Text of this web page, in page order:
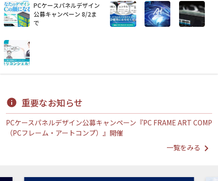
水中ドローンを使った業
務改善をお手伝いします
重要なお知らせ
PCケースパネルデザイン公募キャンペーン『PC FRAME ART COMP
（PCフレーム・アートコンプ）』開催
一覧をみる